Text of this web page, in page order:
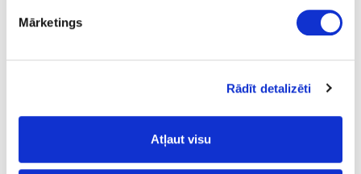
Mārketings
Rādīt detalizēti
Atļaut visu